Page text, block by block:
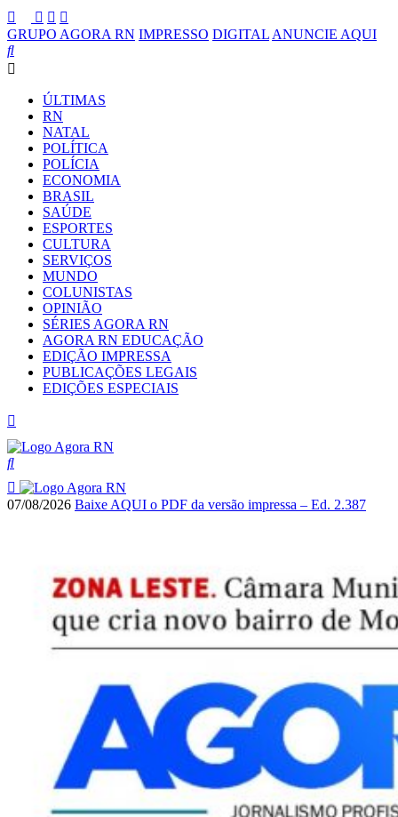
GRUPO AGORA RN IMPRESSO DIGITAL ANUNCIE AQUI
ÚLTIMAS
RN
NATAL
POLÍTICA
POLÍCIA
ECONOMIA
BRASIL
SAÚDE
ESPORTES
CULTURA
SERVIÇOS
MUNDO
COLUNISTAS
OPINIÃO
SÉRIES AGORA RN
AGORA RN EDUCAÇÃO
EDIÇÃO IMPRESSA
PUBLICAÇÕES LEGAIS
EDIÇÕES ESPECIAIS
07/08/2026 Baixe AQUI o PDF da versão impressa – Ed. 2.387